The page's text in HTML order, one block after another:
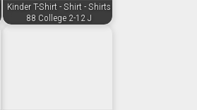
Kinder T-Shirt - Shirt - Shirts
88 College 2-12 J